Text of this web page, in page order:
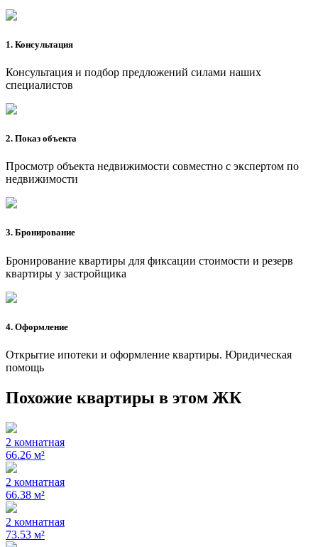
1. Консультация
Консультация и подбор предложений силами наших
специалистов
2. Показ объекта
Просмотр объекта недвижимости совместно с экспертом по
недвижимости
3. Бронирование
Бронирование квартиры для фиксации стоимости и резерв
квартиры у застройщика
4. Оформление
Открытие ипотеки и оформление квартиры. Юридическая
помощь
Похожие квартиры в этом ЖК
2 комнатная
66.26 м²
2 комнатная
66.38 м²
2 комнатная
73.53 м²